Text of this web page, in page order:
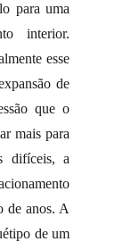
para uma
interior.
esse
de
que o
mais para
difíceis, a
de anos. A
de um